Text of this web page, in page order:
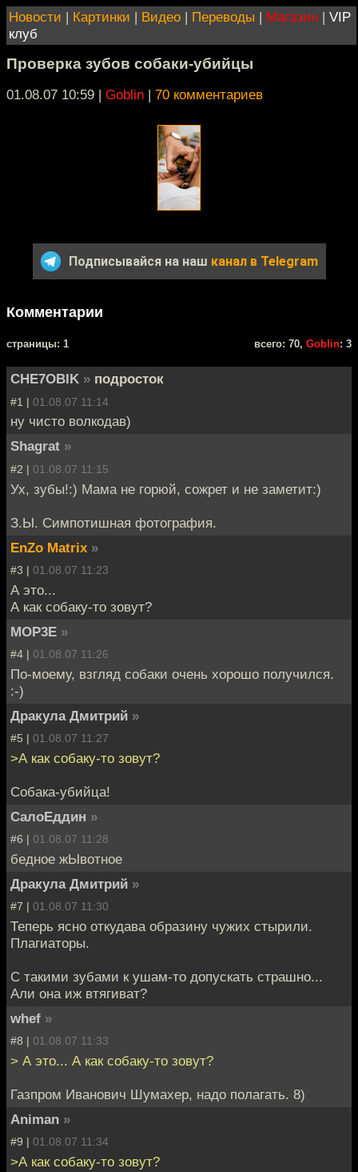
Новости | Картинки | Видео | Переводы | Магазин | VIP
клуб
Проверка зубов собаки-убийцы
01.08.07 10:59 | Goblin | 70 комментариев
Подписывайся на наш канал в Telegram
Комментарии
cтраницы: 1 всего: 70, Goblin: 3
CHE7OBIK » подросток
#1 | 01.08.07 11:14
ну чисто волкодав)
Shagrat »
#2 | 01.08.07 11:15
Ух, зубы!:) Мама не горюй, сожрет и не заметит:)
З.Ы. Симпотишная фотография.
EnZo Matrix »
#3 | 01.08.07 11:23
А это...
А как собаку-то зовут?
MOP3E »
#4 | 01.08.07 11:26
По-моему, взгляд собаки очень хорошо получился.
:-)
Дракула Дмитрий »
#5 | 01.08.07 11:27
>А как собаку-то зовут?
Собака-убийца!
СалоЕддин »
#6 | 01.08.07 11:28
бедное жЫвотное
Дракула Дмитрий »
#7 | 01.08.07 11:30
Теперь ясно откудава образину чужих стырили.
Плагиаторы.
С такими зубами к ушам-то допускать страшно...
Али она иж втягиват?
whef »
#8 | 01.08.07 11:33
> А это... А как собаку-то зовут?
Газпром Иванович Шумахер, надо полагать. 8)
Animan »
#9 | 01.08.07 11:34
>А как собаку-то зовут?